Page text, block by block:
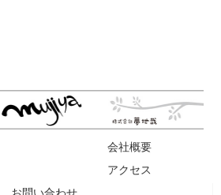
会社概要
アクセス
お問い合わせ